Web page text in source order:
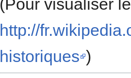
(Pour visualiser
http://
historiques )